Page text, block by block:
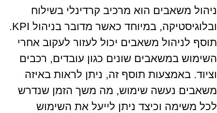
ניהול משאבים הוא מרכיב קרדינלי בשילוח
ובלוגיסטיקה, במיוחד כאשר מדובר בניהול KPI.
תוסף לניהול משאבים יכול לעזור לעקוב אחרי
השימוש במשאבים שונים כגון עובדים, רכבים
וציוד. באמצעות תוסף זה, ניתן לראות באיזה
משאבים נעשה שימוש, מה משך הזמן שנדרש
לכל משימה וכיצד ניתן לייעל את השימוש